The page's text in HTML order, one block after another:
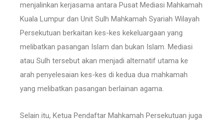
menjalinkan kerjasama antara Pusat Mediasi Mahkamah
Kuala Lumpur dan Unit Sulh Mahkamah Syariah Wilayah
Persekutuan berkaitan kes-kes kekeluargaan yang
melibatkan pasangan Islam dan bukan Islam. Mediasi
atau Sulh tersebut akan menjadi alternatif utama ke
arah penyelesaian kes-kes di kedua dua mahkamah
yang melibatkan pasangan berlainan agama.
Selain itu, Ketua Pendaftar Mahkamah Persekutuan juga